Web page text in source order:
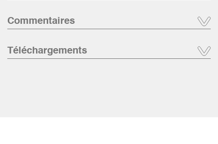
Commentaires
Téléchargements